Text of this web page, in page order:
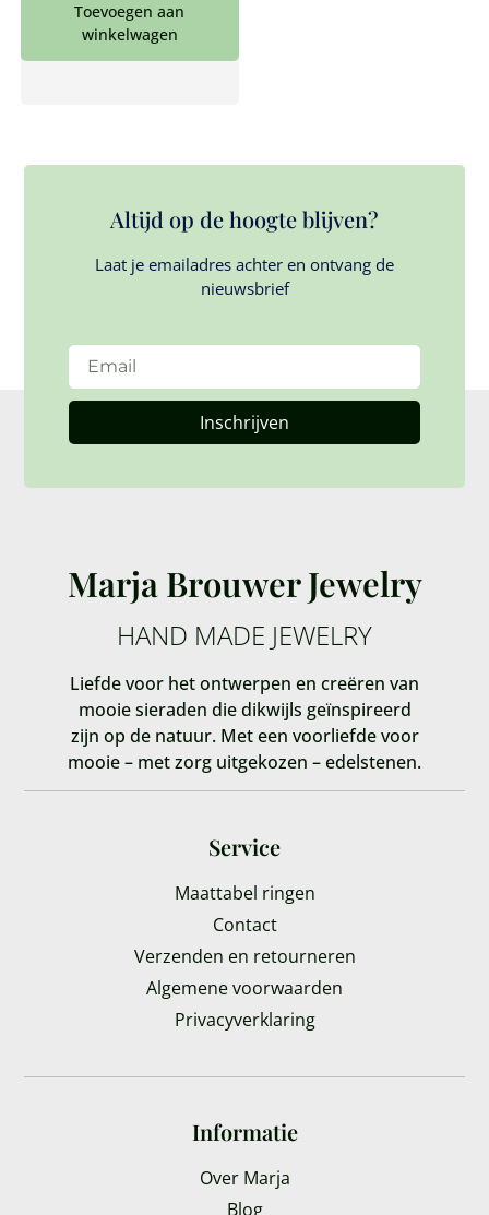
Toevoegen aan
winkelwagen
Altijd op de hoogte blijven?
Laat je emailadres achter en ontvang de
nieuwsbrief
Inschrijven
Marja Brouwer Jewelry
HAND MADE JEWELRY
Liefde voor het ontwerpen en creëren van
mooie sieraden die dikwijls geïnspireerd
zijn op de natuur. Met een voorliefde voor
mooie – met zorg uitgekozen – edelstenen.
Service
Maattabel ringen
Contact
Verzenden en retourneren
Algemene voorwaarden
Privacyverklaring
Informatie
Over Marja
Blog